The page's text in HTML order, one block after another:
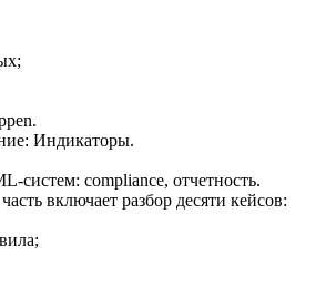
Индикаторы.
систем: compliance, отчетность.
включает разбор десяти кейсов: